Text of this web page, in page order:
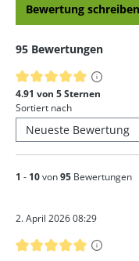
Bewertung schreiben
95 Bewertungen
Durchschnittliche
4.91 von 5 Sternen
Sortiert nach
1 - 10von95 Bewertungen
2. April 2026 08:29
Bewertung mit 5 von 5